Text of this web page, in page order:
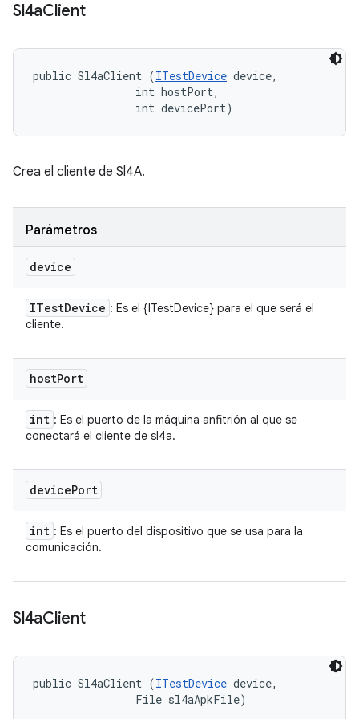
Sl4aClient
public Sl4aClient (ITestDevice device,
                int hostPort,
                int devicePort)
Crea el cliente de Sl4A.
Parámetros
device
ITestDevice : Es el {ITestDevice} para el que será el
cliente.
hostPort
int : Es el puerto de la máquina anfitrión al que se
conectará el cliente de sl4a.
devicePort
int : Es el puerto del dispositivo que se usa para la
comunicación.
Sl4aClient
public Sl4aClient (ITestDevice device,
                File sl4aApkFile)